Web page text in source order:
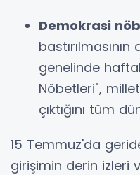
Demokrasi
genelinde
Nöbetleri",
çıktığını tüm
15 Temmuz'da
girişimin derin izleri